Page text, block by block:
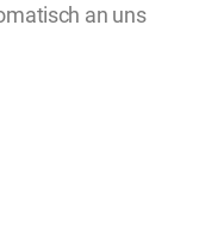
an uns